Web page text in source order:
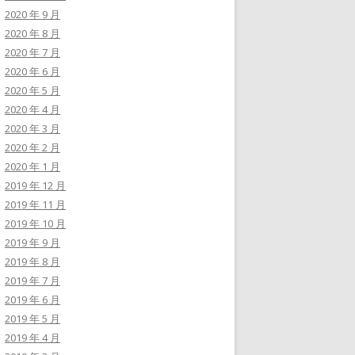
2020 年 9 月
2020 年 8 月
2020 年 7 月
2020 年 6 月
2020 年 5 月
2020 年 4 月
2020 年 3 月
2020 年 2 月
2020 年 1 月
2019 年 12 月
2019 年 11 月
2019 年 10 月
2019 年 9 月
2019 年 8 月
2019 年 7 月
2019 年 6 月
2019 年 5 月
2019 年 4 月